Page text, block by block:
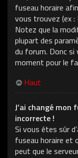
fuseau horaire
vous trouvez (ex :
Notez que la
plupart des
du forum. Donc si
moment pour le
Haut
J’ai changé
incorrecte !
Si vous êtes sûr
fuseau horaire et
peut que le